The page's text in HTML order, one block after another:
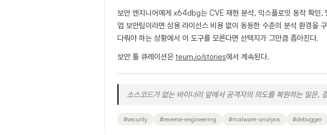
보안 엔지니어에게 x64dbg는 CVE 재현 분석, 익스플로잇 동작 확인,
업 보안팀이라면 상용 라이선스 비용 없이 동등한 수준의 분석 환경을
다뤄야 하는 상황에서 이 도구를 모른다면 선택지가 그만큼 좁아진다.
보안 툴 큐레이션은 teum.io/stories에서 계속된다.
소스코드가 없는 바이너리 앞에서 공격자의 의도를 복원하는 일은,
#security #reverse-engineering #malware-analysis #debugger